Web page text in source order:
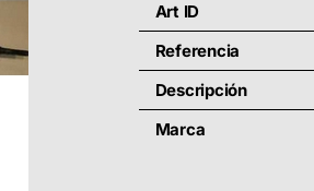
Art ID
Referencia
Descripción
Marca